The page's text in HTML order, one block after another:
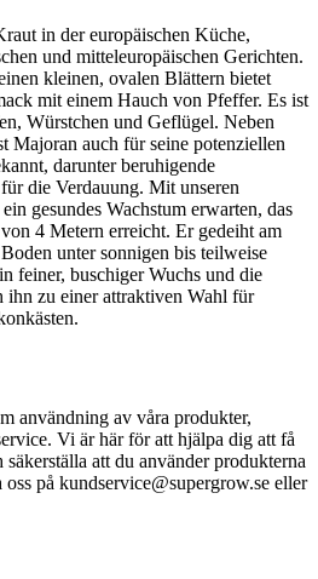
in der europäischen Küche,
und mitteleuropäischen Gerichten.
kleinen, ovalen Blättern bietet
mit einem Hauch von Pfeffer. Es ist
Würstchen und Geflügel. Neben
Majoran auch für seine potenziellen
darunter beruhigende
die Verdauung. Mit unseren
gesundes Wachstum erwarten, das
4 Metern erreicht. Er gedeiht am
unter sonnigen bis teilweise
feiner, buschiger Wuchs und die
ihn zu einer attraktiven Wahl für
användning av våra produkter,
Vi är här för att hjälpa dig att få
att du använder produkterna
på kundservice@supergrow.se eller